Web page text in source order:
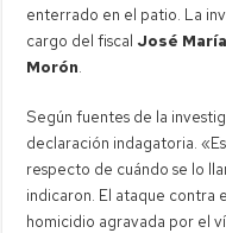
enterrado en el patio. La
cargo del fiscal José
Morón.
Según fuentes de la
declaración indagatoria.
respecto de cuándo se lo
indicaron. El ataque contra
homicidio agravada por el